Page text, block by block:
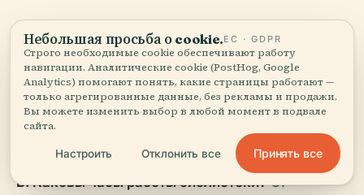
Часто задаваемые
вопросы (FAQ)
В: Каковы часы работы библиотеки?О:
Небольшая просьба о cookie.ЕС · GDPR
Строго необходимые cookie обеспечивают работу
навигации. Аналитические cookie (PostHog, Google
Analytics) помогают понять, какие страницы работают —
только агрегированные данные, без рекламы и продажи.
Вы можете изменить выбор в любой момент в подвале
сайта.
Настроить Отклонить все Принять все